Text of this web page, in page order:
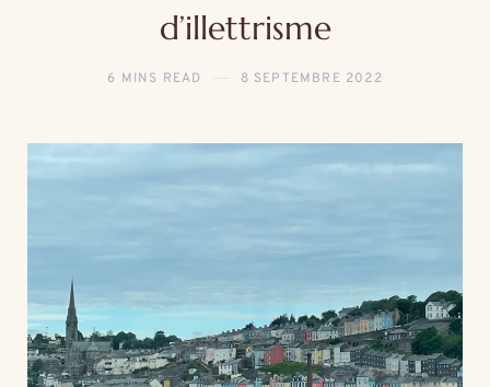
d’illettrisme
6 MINS READ 8 SEPTEMBRE 2022